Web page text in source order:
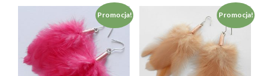
Promocja! Promocja!